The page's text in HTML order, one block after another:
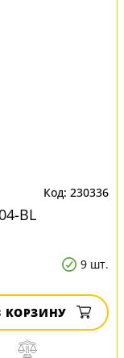
230336
BL
9 шт.
КОРЗИНУ